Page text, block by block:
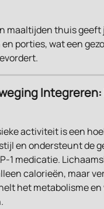
maaltijden thuis
porties, wat een
activiteit is een
en ondersteunt de
1 medicatie.
calorieën, maar
het metabolisme